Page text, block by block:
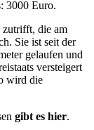
3000 Euro.
zutrifft, die am
Sie ist seit der
gelaufen und
versteigert
wird die
gibt es hier.